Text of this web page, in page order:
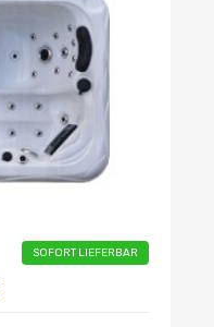
SOFORT LIEFERBAR